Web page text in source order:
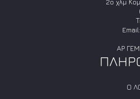
2ο χλμ
Email:
ΑΡ
Ο